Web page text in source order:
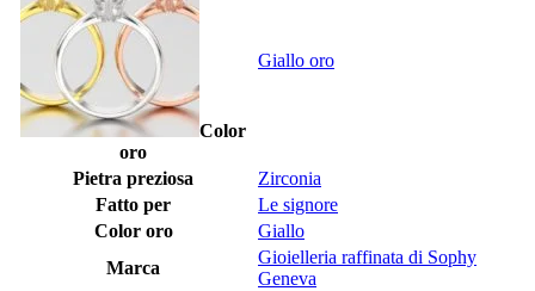
Color
oro
Giallo oro
Pietra preziosa
Zirconia
Fatto per
Le signore
Color oro
Giallo
Marca
Gioielleria raffinata di Sophy
Geneva